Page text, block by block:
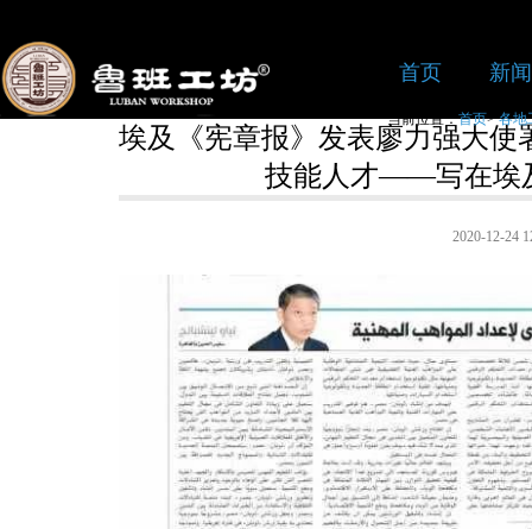
首页 新
当前位置：首页>各地
埃及《宪章报》发表廖力强大
技能人才——写在埃
2020-12-24